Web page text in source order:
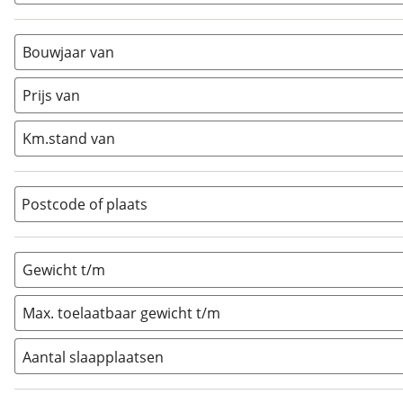
Alkoof (0)
Busmodel
Caravan (0)
Half-integraal
Integraal (0)
Opzetunit (0
Vouwwagen (0)
Bouwjaar van
Prijs van
Km.stand van
Postcode of plaats
Gewicht t/m
Max. toelaatbaar gewicht t/m
Aantal slaapplaatsen
1 (0)